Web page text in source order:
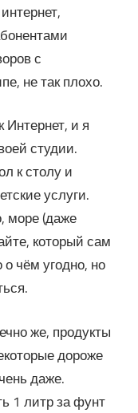
с
не так плохо.
и я
студии.
к столу и
услуги.
море (даже
который сам
чём угодно, но
же, продукты
дороже
даже.
1 литр за фунт